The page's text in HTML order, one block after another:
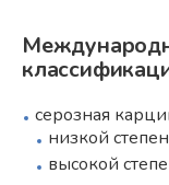
серозная
низкой
высокой